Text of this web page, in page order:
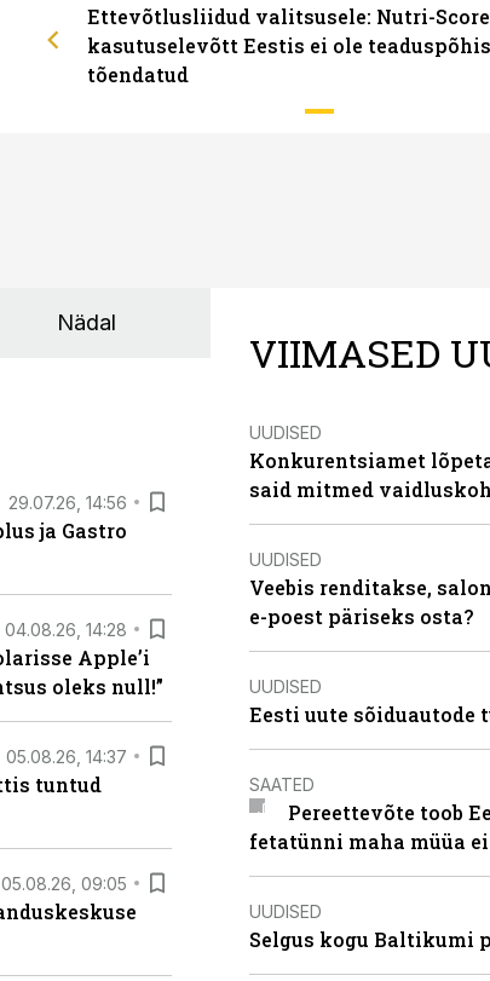
Ettevõtlusliidud valitsusele: Nutri-
kasutuselevõtt Eestis ei ole
tõendatud
Nädal
29.07.26, 14:56
ja Gastro
04.08.26, 14:28
Apple’i
oleks null!”
05.08.26, 14:37
tuntud
05.08.26, 09:05
VIIMASED
UUDISED
Konkurentsiamet
said mitmed
UUDISED
Veebis renditakse,
e-poest päriseks osta?
UUDISED
Eesti uute
SAATED
Pereettevõte toob
fetatünni maha müüa
UUDISED
Selgus kogu Baltikumi